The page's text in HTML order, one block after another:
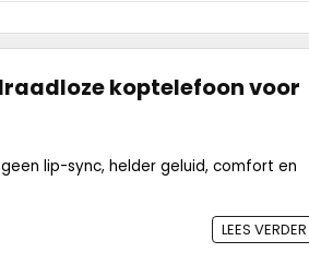
koptelefoon voor
lip-sync, helder geluid, comfort en
LEES VERDER